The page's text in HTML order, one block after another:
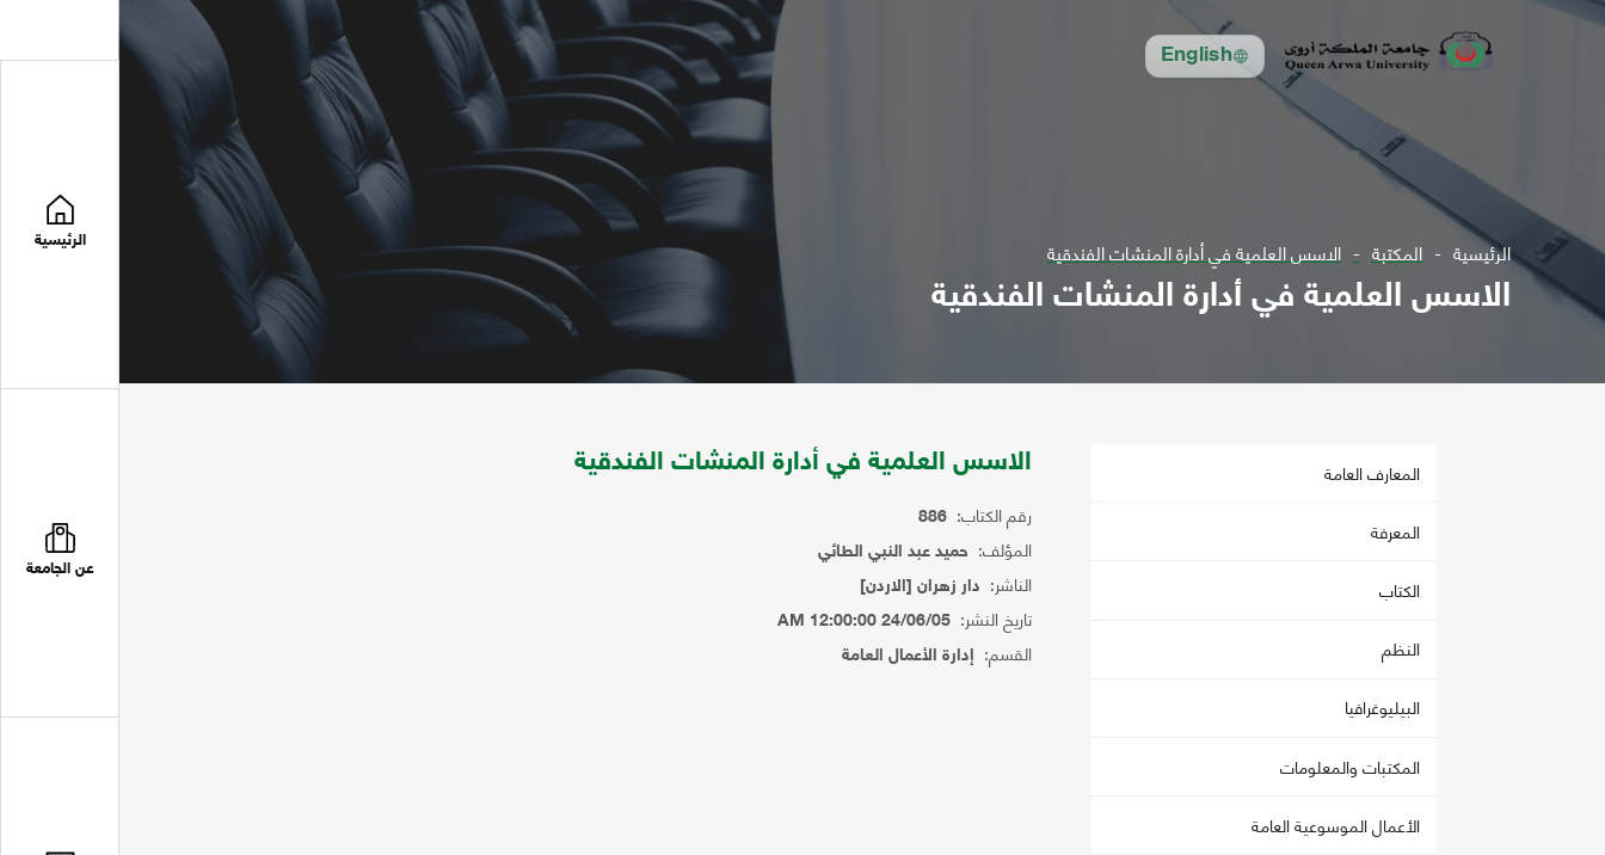
English
الرئيسية
عن الجامعة
الرئيسية المكتبة الاسس العلمية في أدارة المنشات الفندقية
الاسس العلمية في أدارة المنشات الفندقية
المعارف العامة
المعرفة
الكتاب
النظم
البيليوغرافيا
المكتبات والمعلومات
الأعمال الموسوعية العامة
الاسس العلمية في أدارة المنشات الفندقية
رقم الكتاب: 886
المؤلف: حميد عبد النبي الطائي
الناشر: دار زهران [الاردن]
تاريخ النشر: 24/06/05 12:00:00 AM
القسم: إدارة الأعمال العامة